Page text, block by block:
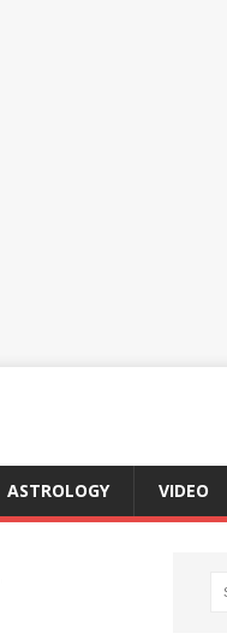
ASTROLOGY VIDEO